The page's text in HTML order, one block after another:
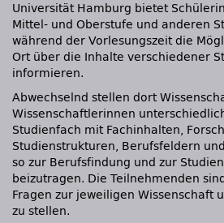
Universität Hamburg bietet
Mittel- und Oberstufe und anderen
während der Vorlesungszeit die
Ort über die Inhalte verschiedener
informieren.
Abwechselnd stellen dort
Wissenschaftlerinnen
Studienfach mit Fachinhalten,
Studienstrukturen, Berufsfeldern
so zur Berufsfindung und zur
beizutragen. Die Teilnehmenden
Fragen zur jeweiligen Wissenschaft
zu stellen.